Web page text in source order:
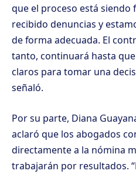
que el proceso está siendo
recibido denuncias y
de forma adecuada. El
tanto, continuará hasta
claros para tomar una
señaló.
Por su parte, Diana
aclaró que los abogados
directamente a la nómina
trabajarán por resultados.